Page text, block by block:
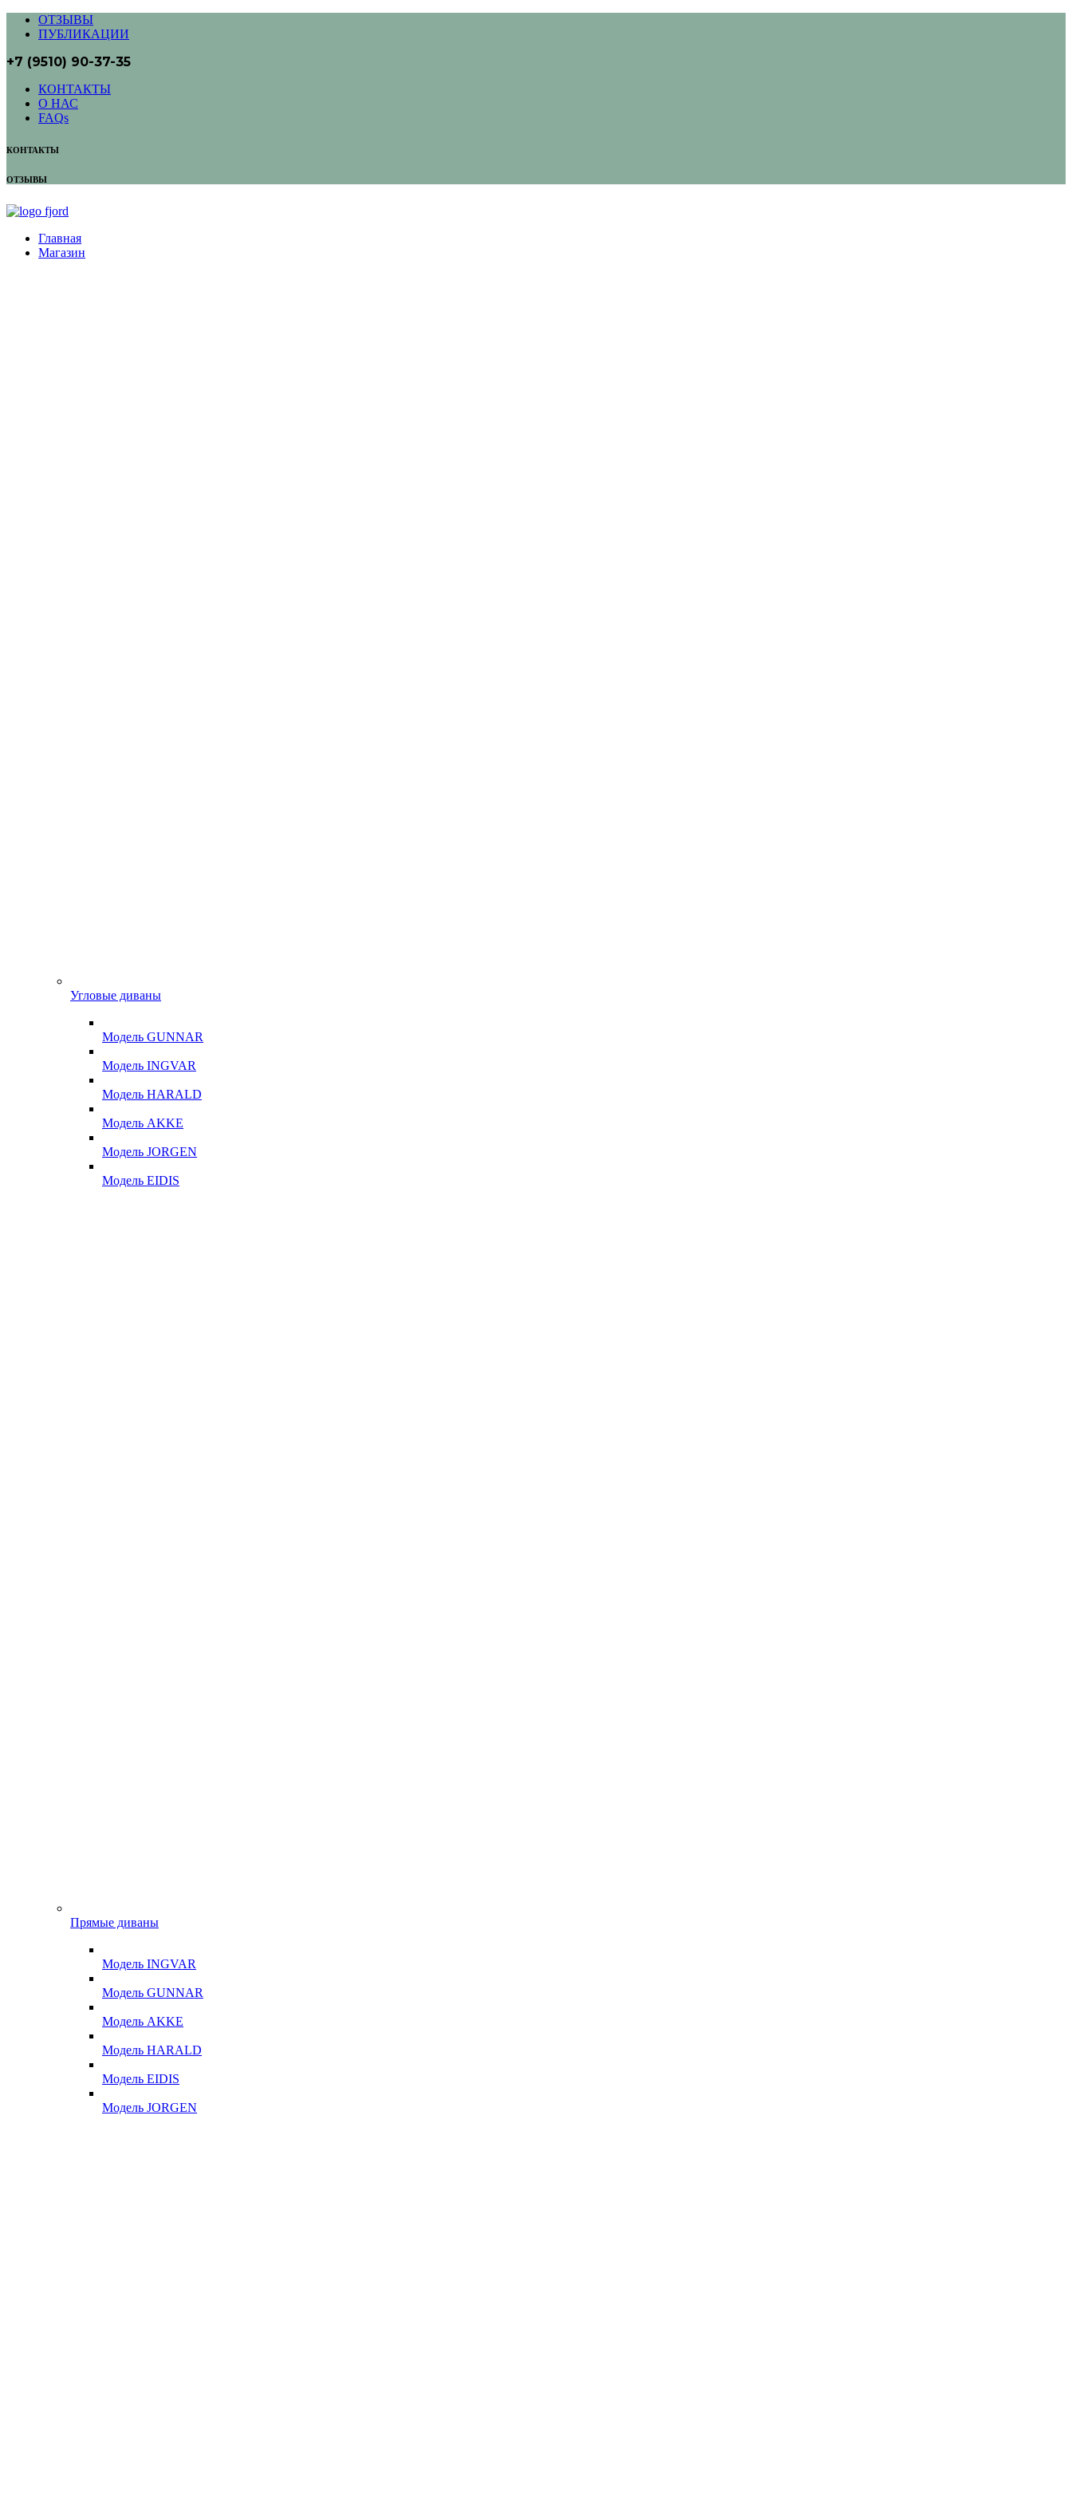
ОТЗЫВЫ
ПУБЛИКАЦИИ
+7 (9510) 90-37-35
КОНТАКТЫ
О НАС
FAQs
КОНТАКТЫ
ОТЗЫВЫ
Главная
Магазин
Угловые диваны
Модель GUNNAR
Модель INGVAR
Модель HARALD
Модель AKKE
Модель JORGEN
Модель EIDIS
Прямые диваны
Модель INGVAR
Модель GUNNAR
Модель AKKE
Модель HARALD
Модель EIDIS
Модель JORGEN